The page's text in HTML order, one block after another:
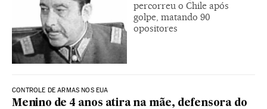
percorreu o Chile após
golpe, matando 90
opositores
CONTROLE DE ARMAS NOS EUA
Menino de 4 anos atira na mãe, defensora do